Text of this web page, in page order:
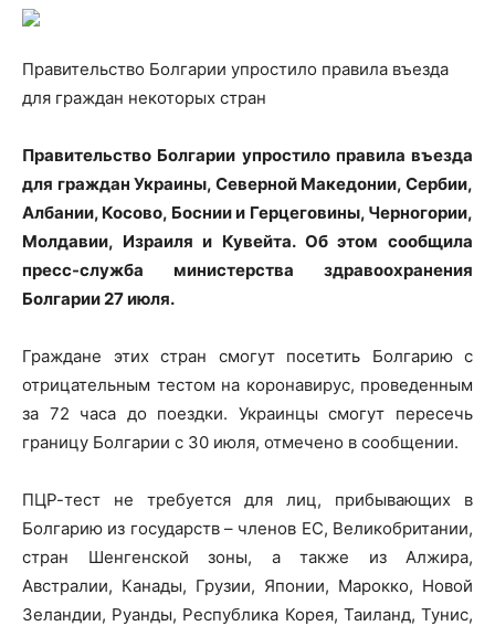
Правительство Болгарии упростило правила въезда
для граждан некоторых стран
Правительство Болгарии упростило правила въезда
для граждан Украины, Северной Македонии, Сербии,
Албании, Косово, Боснии и Герцеговины, Черногории,
Молдавии, Израиля и Кувейта. Об этом сообщила
пресс-служба министерства здравоохранения
Болгарии 27 июля.
Граждане этих стран смогут посетить Болгарию с
отрицательным тестом на коронавирус, проведенным
за 72 часа до поездки. Украинцы смогут пересечь
границу Болгарии с 30 июля, отмечено в сообщении.
ПЦР-тест не требуется для лиц, прибывающих в
Болгарию из государств – членов ЕС, Великобритании,
стран Шенгенской зоны, а также из Алжира,
Австралии, Канады, Грузии, Японии, Марокко, Новой
Зеландии, Руанды, Республика Корея, Таиланд, Тунис,